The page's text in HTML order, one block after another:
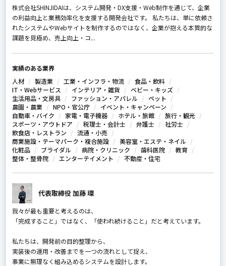
株式会社SHINJIDAIは、システム開発・DX支援・Web制作を通じて、企業
の利益向上と業務効率化を支援する開発会社です。 私たちは、単に依頼さ
れたシステムやWebサイトを制作するのではなく、企業が抱える本質的な
課題を見極め、売上向上・コ...
実績のある業界
人材
製造業 工業・インフラ・物流
食品・飲料
IT・Webサービス
インテリア・雑貨
ベビー・キッズ
生活用品・文房具
ファッション・アパレル
ペット
農園・農業
NPO・官公庁
イベント・キャンペーン
自動車・バイク
家電・電子機器 ホテル・旅館
旅行・観光
スポーツ・アウトドア
税理士・会計士 弁護士
社労士
飲食店・レストラン
流通・小売
商業施設・テーマパーク・複合施設
美容室・エステ・ネイル
化粧品
ブライダル 病院・クリニック 歯科医院
教育
整体・整骨院
エンターテイメント 不動産・住宅
代表取締役 加藤 環
我々が最も重要と考えるのは、
「完成すること」ではなく、「使われ続けること」だと考えています。
私たちは、開発前の目的整理から、
実装後の運用・改善までを一つの流れとして捉え、
事業に無理なく組み込めるシステムを設計します。